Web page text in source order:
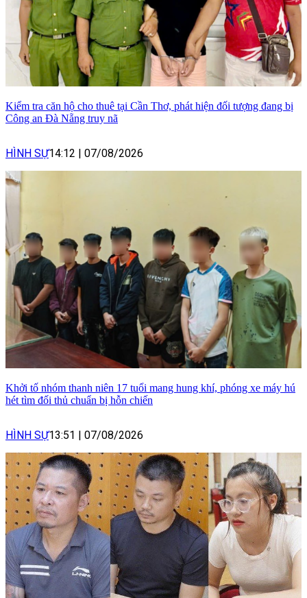
Kiểm tra căn hộ cho thuê tại Cần Thơ, phát hiện đối tượng đang bị
Công an Đà Nẵng truy nã
HÌNH SỰ14:12 07/08/2026
Khởi tố nhóm thanh niên 17 tuổi mang hung khí, phóng xe máy hú
hét tìm đối thủ chuẩn bị hỗn chiến
HÌNH SỰ13:51 07/08/2026